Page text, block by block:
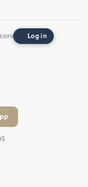
Log in